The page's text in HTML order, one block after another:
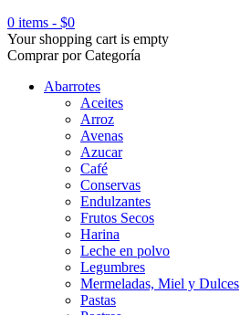
0 items - $0
Your shopping cart is empty
Comprar por Categoría
Abarrotes
Aceites
Arroz
Avenas
Azucar
Café
Conservas
Endulzantes
Frutos Secos
Harina
Leche en polvo
Legumbres
Mermeladas, Miel y Dulces
Pastas